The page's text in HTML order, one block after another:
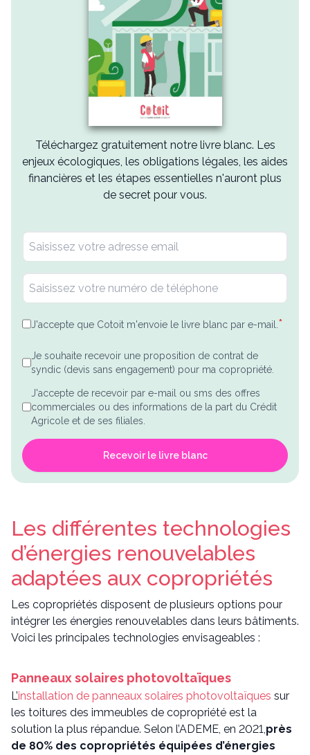
Téléchargez gratuitement notre livre blanc. Les
enjeux écologiques, les obligations légales, les aides
financières et les étapes essentielles n'auront plus
de secret pour vous.
J'accepte que Cotoit m'envoie le livre blanc par e-mail. *
Je souhaite recevoir une proposition de contrat de
syndic (devis sans engagement) pour ma copropriété.
J'accepte de recevoir par e-mail ou sms des offres
commerciales ou des informations de la part du Crédit
Agricole et de ses filiales.
Recevoir le livre blanc
Les différentes technologies
d’énergies renouvelables
adaptées aux copropriétés
Les copropriétés disposent de plusieurs options pour
intégrer les énergies renouvelables dans leurs bâtiments.
Voici les principales technologies envisageables :
Panneaux solaires photovoltaïques
L’installation de panneaux solaires photovoltaïques sur
les toitures des immeubles de copropriété est la
solution la plus répandue. Selon l’ADEME, en 2021,près
de 80% des copropriétés équipées d’énergies